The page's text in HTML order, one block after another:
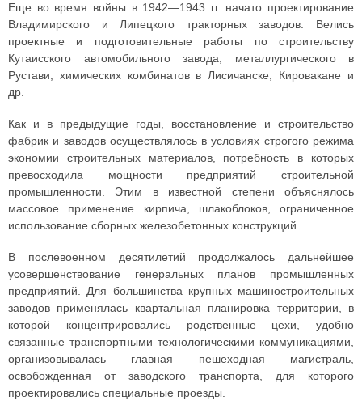
Еще во время войны в 1942—1943 гг. начато проектирование
Владимирского и Липецкого тракторных заводов. Велись
проектные и подготовительные работы по строительству
Кутаисского автомобильного завода, металлургического в
Рустави, химических комбинатов в Лисичанске, Кировакане и
др.
Как и в предыдущие годы, восстановление и строительство
фабрик и заводов осуществлялось в условиях строгого режима
экономии строительных материалов, потребность в которых
превосходила мощности предприятий строительной
промышленности. Этим в известной степени объяснялось
массовое применение кирпича, шлакоблоков, ограниченное
использование сборных железобетонных конструкций.
В послевоенном десятилетий продолжалось дальнейшее
усовершенствование генеральных планов промышленных
предприятий. Для большинства крупных машиностроительных
заводов применялась квартальная планировка территории, в
которой концентрировались родственные цехи, удобно
связанные транспортными технологическими коммуникациями,
организовывалась главная пешеходная магистраль,
освобожденная от заводского транспорта, для которого
проектировались специальные проезды.